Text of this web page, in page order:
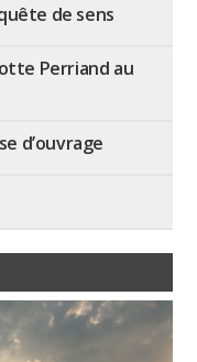
de sens
Perriand au
d’ouvrage